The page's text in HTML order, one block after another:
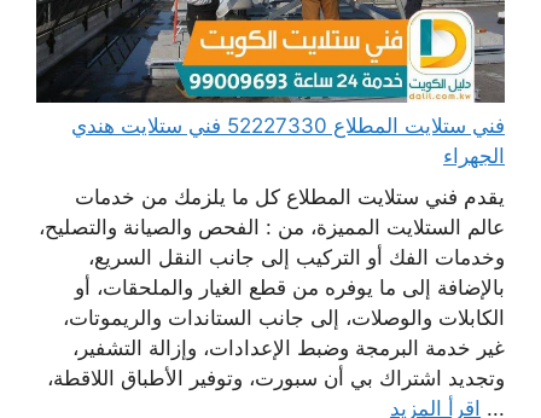
فني ستلايت المطلاع 52227330 فني ستلايت هندي
الجهراء
يقدم فني ستلايت المطلاع كل ما يلزمك من خدمات
عالم الستلايت المميزة، من : الفحص والصيانة والتصليح،
وخدمات الفك أو التركيب إلى جانب النقل السريع،
بالإضافة إلى ما يوفره من قطع الغيار والملحقات، أو
الكابلات والوصلات، إلى جانب الستاندات والريموتات،
غير خدمة البرمجة وضبط الإعدادات، وإزالة التشفير،
وتجديد اشتراك بي أن سبورت، وتوفير الأطباق اللاقطة،
... اقرأ المزيد